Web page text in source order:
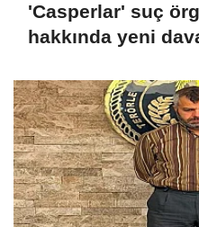
'Casperlar' suç
hakkında yeni